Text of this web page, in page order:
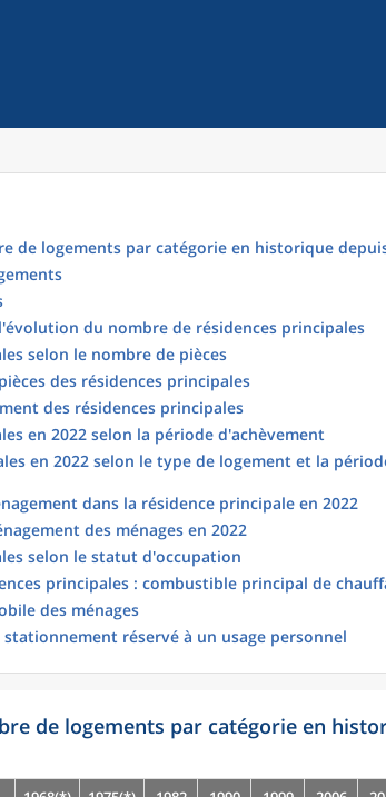
de logements par catégorie en historique
du nombre de résidences principales
selon le nombre de pièces
des résidences principales
des résidences principales
en 2022 selon la période d'achèvement
en 2022 selon le type de logement et la
dans la résidence principale en 2022
des ménages en 2022
selon le statut d'occupation
principales : combustible principal de
des ménages
stationnement réservé à un usage personnel
de logements par catégorie en